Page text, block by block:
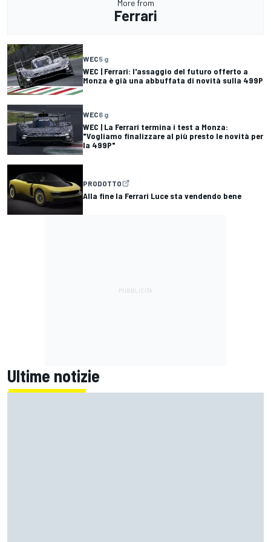
More from
Ferrari
WEC5 g
WEC | Ferrari: l'assaggio del futuro offerto a
Monza è già una abbuffata di novità sulla 499P
WEC6 g
WEC | La Ferrari termina i test a Monza:
"Vogliamo finalizzare al più presto le novità per
la 499P"
PRODOTTO
Alla fine la Ferrari Luce sta vendendo bene
Ultime notizie